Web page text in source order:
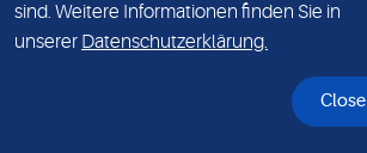
IMPRESSUM
sind. Weitere Informationen finden Sie in
unserer Datenschutzerklärung.
Close